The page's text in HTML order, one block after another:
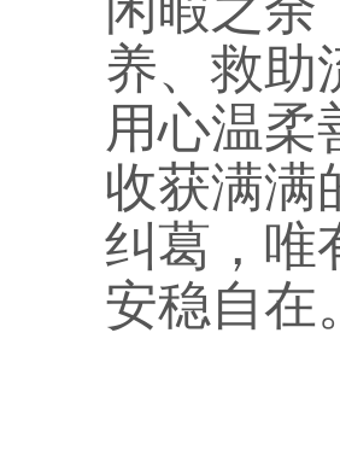
养、救助
用心温柔
收获满满
纠葛，唯
安稳自在